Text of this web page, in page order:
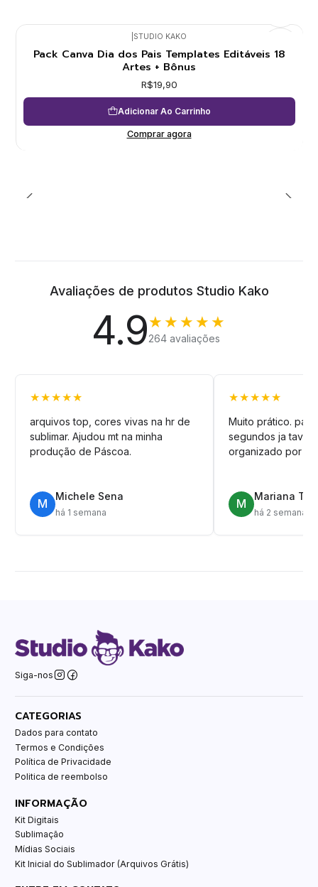
STUDIO KAKO
Pack Canva Dia dos Pais Templates Editáveis 18
Artes + Bônus
R$19,90
Adicionar Ao Carrinho
Comprar agora
Avaliações de produtos Studio Kako
4.9★★★★★
264 avaliações
★★★★★
arquivos top, cores vivas na hr de
sublimar. Ajudou mt na minha
produção de Páscoa.
M
Michele Sena
há 1 semana
★★★★★
Muito prático.
segundos ja tava
organizado por
M
Mariana T.
há 2 semanas
Siga-nos
CATEGORIAS
Dados para contato
Termos e Condições
Política de Privacidade
Politica de reembolso
INFORMAÇÃO
Kit Digitais
Sublimação
Mídias Sociais
Kit Inicial do Sublimador (Arquivos Grátis)